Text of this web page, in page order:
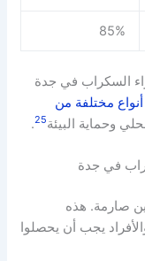
85%
السكراب في جدة
مختلفة من
وحماية البيئة25
.
في جدة
صارمة. هذه
يجب أن يحصلوا